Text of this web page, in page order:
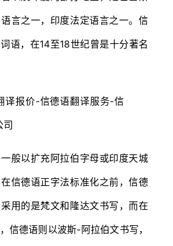
言之一，印度法定语言之一。信
语，在14至18世纪曾是十分著名
以扩充阿拉伯字母或印度天城
信德语正字法标准化之前，信德
用的是梵文和隆达文书写，而在
信德语则以波斯-阿拉伯文书写，